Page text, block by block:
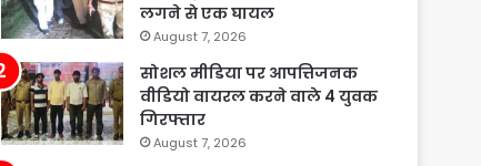
लगने से एक घायल
August 7, 2026
सोशल मीडिया पर आपत्तिजनक
वीडियो वायरल करने वाले 4 युवक
गिरफ्तार
August 7, 2026